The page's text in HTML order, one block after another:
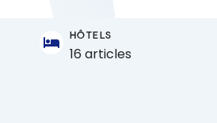
HÔTELS
16 articles